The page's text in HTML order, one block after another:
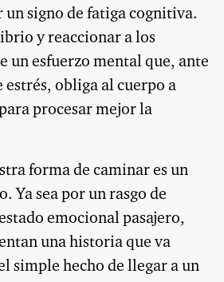
signo de fatiga cognitiva.
y reaccionar a los
un esfuerzo mental que, ante
estrés, obliga al cuerpo a
procesar mejor la
forma de caminar es un
Ya sea por un rasgo de
emocional pasajero,
una historia que va
simple hecho de llegar a un